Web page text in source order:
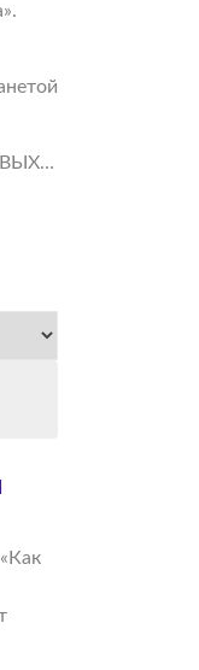
«Как